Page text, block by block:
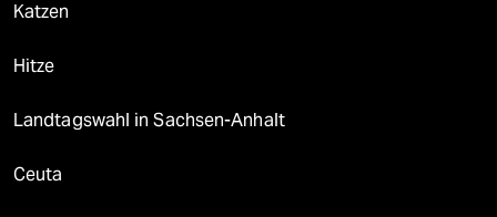
Katzen
Hitze
Landtagswahl in Sachsen-Anhalt
Ceuta